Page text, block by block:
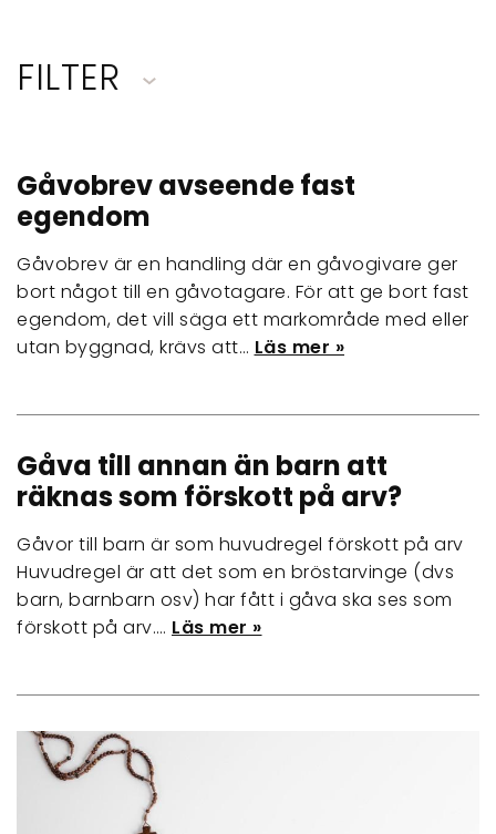
FILTER
Gåvobrev avseende fast
egendom
Gåvobrev är en handling där en gåvogivare ger
bort något till en gåvotagare. För att ge bort fast
egendom, det vill säga ett markområde med eller
utan byggnad, krävs att… Läs mer »
Gåva till annan än barn att
räknas som förskott på arv?
Gåvor till barn är som huvudregel förskott på arv
Huvudregel är att det som en bröstarvinge (dvs
barn, barnbarn osv) har fått i gåva ska ses som
förskott på arv.… Läs mer »